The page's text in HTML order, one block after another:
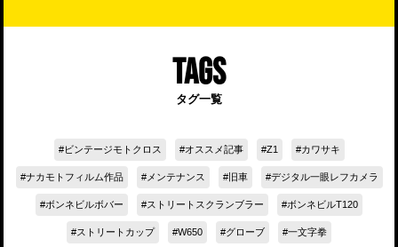
TAGS
タグ一覧
ビンテージモトクロス オススメ記事 Z1 カワサキ
ナカモトフィルム作品 メンテナンス 旧車 デジタル一眼レフカメラ
ボンネビルボバー ストリートスクランブラー ボンネビルT120
ストリートカップ W650 グローブ 一文字拳